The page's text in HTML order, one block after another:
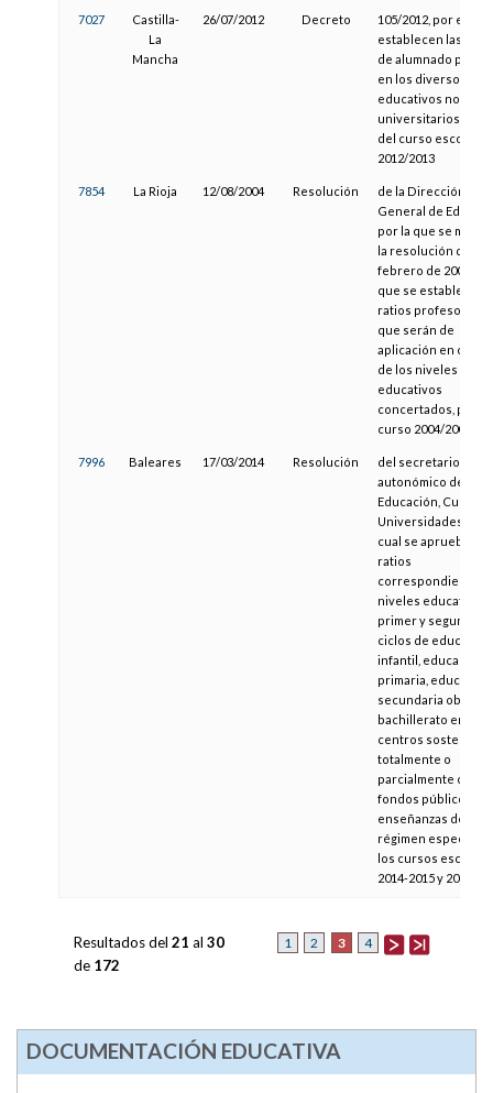
7027
Castilla-
La
Mancha
26/07/2012 Decreto
105/2012, por el
establecen las
de alumnado por
en los diversos
educativos no
universitarios a
del curso escolar
2012/2013
7854 La Rioja 12/08/2004 Resolución
de la Dirección
General de
por la que se
la resolución de 23
febrero de 2004,
que se establecen
ratios profesor/
que serán de
aplicación en cada
de los niveles
educativos
concertados, para
curso 2004/2005
7996 Baleares 17/03/2014 Resolución
del secretario
autonómico de
Educación, Cultura
Universidades, por
cual se aprueban
ratios
correspondientes
niveles educativos
primer y segundo
ciclos de educación
infantil, educación
primaria, educación
secundaria
bachillerato en los
centros sostenidos
totalmente o
parcialmente con
fondos públicos y
enseñanzas de
régimen especial
los cursos
2014-2015 y 2015-
1 2 3 4
Resultados del 21 al 30
de 172
DOCUMENTACIÓN EDUCATIVA